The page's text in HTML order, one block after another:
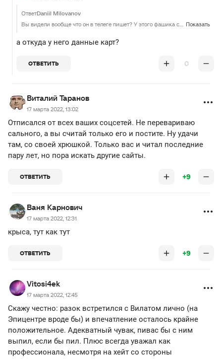
ОтветDaniil Milovanov
Показать
а откуда у него данные карт?
ОТВЕТИТЬ 0
Виталий Таранов
17 марта 2022, 13:02
Отписался от всех ваших соцсетей. Не перевариваю
сального, а вы считай только его и постите. Ну удачи
там, со своей хрюшкой. Только вас и читал последние
пару лет, но пора искать другие сайты.
ОТВЕТИТЬ +9
Ваня Карнович
17 марта 2022, 12:31
крыса, тут как тут
ОТВЕТИТЬ +9
Vitosi4ek
17 марта 2022, 12:45
Скажу честно: разок встретился с Вилатом лично (на
Эпицентре вроде бы) и впечатление осталось крайне
положительное. Адекватный чувак, пивас бы с ним
выпил, если бы пил. Плюс всегда уважал как
профессионала, несмотря на хейт со стороны